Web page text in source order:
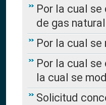
Por la cual
de gas natural
Por la cual se
Por la cual se
la cual se
Solicitud